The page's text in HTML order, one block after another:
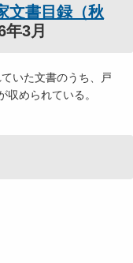
文書目録（秋
3月
いた文書のうち、戸
められている。